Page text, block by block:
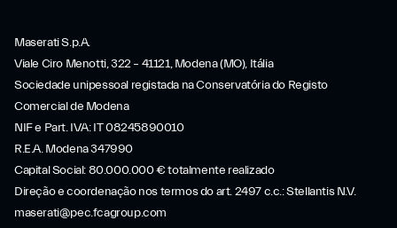
Maserati S.p.A.
Viale Ciro Menotti, 322 – 41121, Modena (MO), Itália
Sociedade unipessoal registada na Conservatória do Registo
Comercial de Modena
NIF e Part. IVA: IT 08245890010
R.E.A. Modena 347990
Capital Social: 80.000.000 € totalmente realizado
Direção e coordenação nos termos do art. 2497 c.c.: Stellantis N.V.
maserati@pec.fcagroup.com